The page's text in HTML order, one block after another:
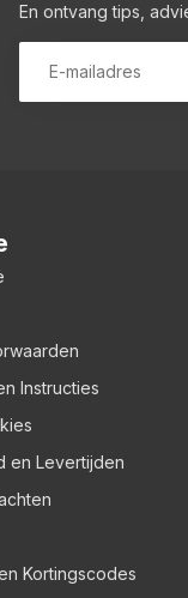
En ontvang tips,
Instructies
en Levertijden
Kortingscodes